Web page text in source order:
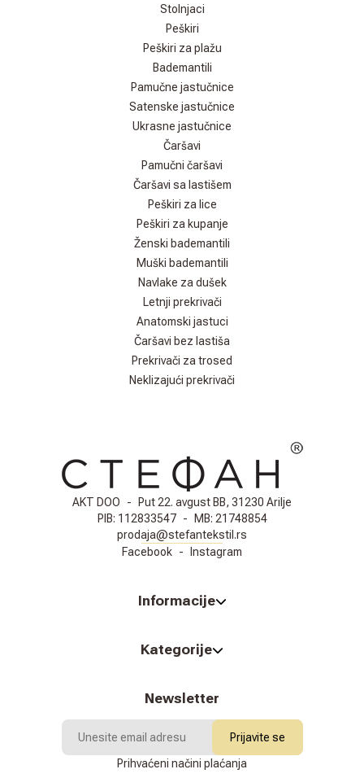
Stolnjaci
Peškiri
Peškiri za plažu
Bademantili
Pamučne jastučnice
Satenske jastučnice
Ukrasne jastučnice
Čaršavi
Pamučni čaršavi
Čaršavi sa lastišem
Peškiri za lice
Peškiri za kupanje
Ženski bademantili
Muški bademantili
Navlake za dušek
Letnji prekrivači
Anatomski jastuci
Čaršavi bez lastiša
Prekrivači za trosed
Neklizajući prekrivači
AKT DOO -
Put 22. avgust BB, 31230 Arilje
PIB: 112833547 - MB: 21748854
prodaja@stefantekstil.rs
Facebook - Instagram
Informacije
Kategorije
Newsletter
Prijavite se
Prihvaćeni načini plaćanja